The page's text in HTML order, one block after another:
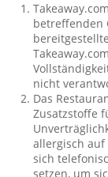
betreffenden
nicht
Das
Zusatzstoffe
allergisch
sich
setzen, um